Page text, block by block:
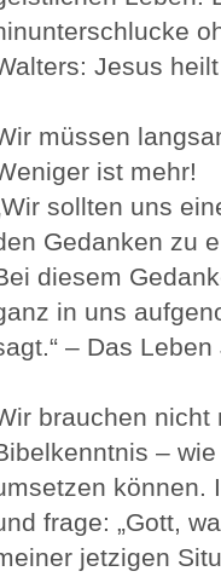
Jesus
müssen
ist mehr!
sollten uns
Gedanken zu
diesem
in uns
– Das
brauchen nicht
–
können.
frage: „Gott,
jetzigen